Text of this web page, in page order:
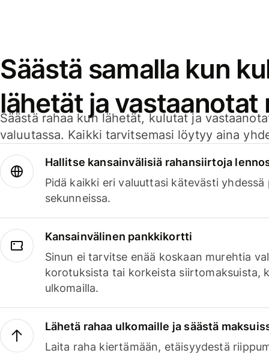
Säästä samalla kun
lähetät ja vastaanotat
Säästä rahaa kun lähetät, kulutat ja
valuutassa. Kaikki tarvitsemasi löytyy aina
Hallitse kansainvälisiä rahansiirtoja
Pidä kaikki eri valuuttasi kätevästi yhdessä
sekunneissa.
Kansainvälinen pankkikortti
Sinun ei tarvitse enää koskaan murehtia
korotuksista tai korkeista siirtomaksuista,
ulkomailla.
Lähetä rahaa ulkomaille ja säästä
Laita raha kiertämään, etäisyydestä